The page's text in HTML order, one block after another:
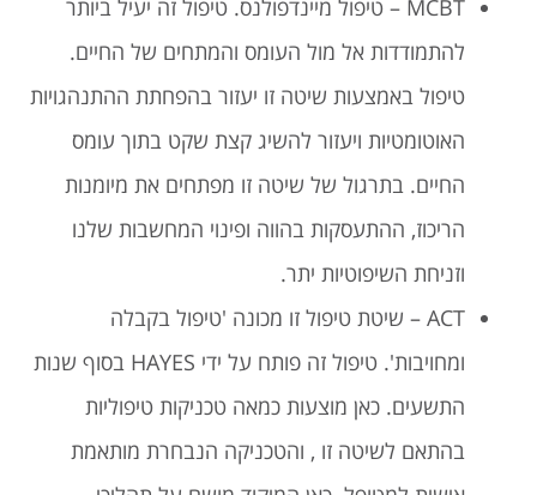
MCBT – טיפול מיינדפולנס. טיפול זה יעיל ביותר
להתמודדות אל מול העומס והמתחים של החיים.
טיפול באמצעות שיטה זו יעזור בהפחתת ההתנהגויות
האוטומטיות ויעזור להשיג קצת שקט בתוך עומס
החיים. בתרגול של שיטה זו מפתחים את מיומנות
הריכוז, ההתעסקות בהווה ופינוי המחשבות שלנו
וזניחת השיפוטיות יתר.
ACT – שיטת טיפול זו מכונה 'טיפול בקבלה
ומחויבות'. טיפול זה פותח על ידי HAYES בסוף שנות
התשעים. כאן מוצעות כמאה טכניקות טיפוליות
בהתאם לשיטה זו , והטכניקה הנבחרת מותאמת